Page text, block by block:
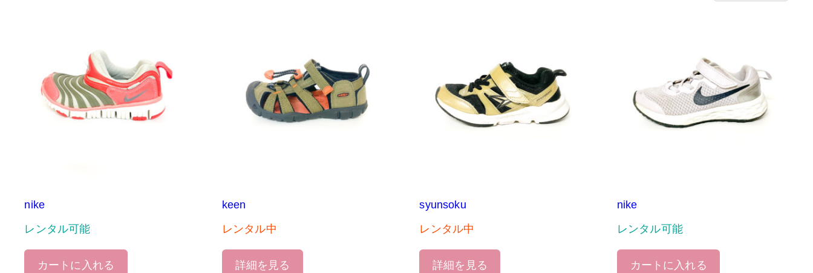
nike
レンタル可能
カートに入れる
keen
レンタル中
詳細を見る
syunsoku
レンタル中
詳細を見る
nike
レンタル可能
カートに入れる